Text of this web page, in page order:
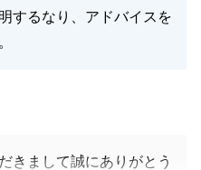
するなり、アドバイスを
きまして誠にありがとう